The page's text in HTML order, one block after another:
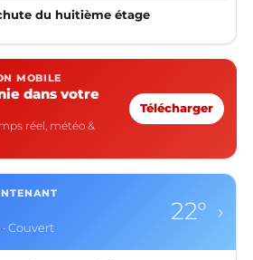
du huitième étage
MOBILE
dans votre
réel, météo &
Télécharger
Couvert
22° ›